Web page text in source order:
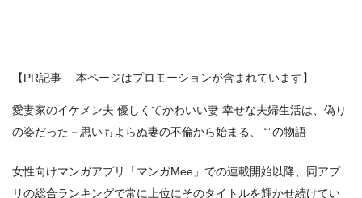
【PR記事 本ページはプロモーションが含まれています】
愛妻家のイケメン夫 優しくてかわいい妻 幸せな夫婦生活は、偽り
の姿だった－思いもよらぬ妻の不倫から始まる、 “”の物語
女性向けマンガアプリ「マンガMee」での連載開始以降、同アプ
リの総合ランキングで常に上位にそのタイトルを輝かせ続けてい